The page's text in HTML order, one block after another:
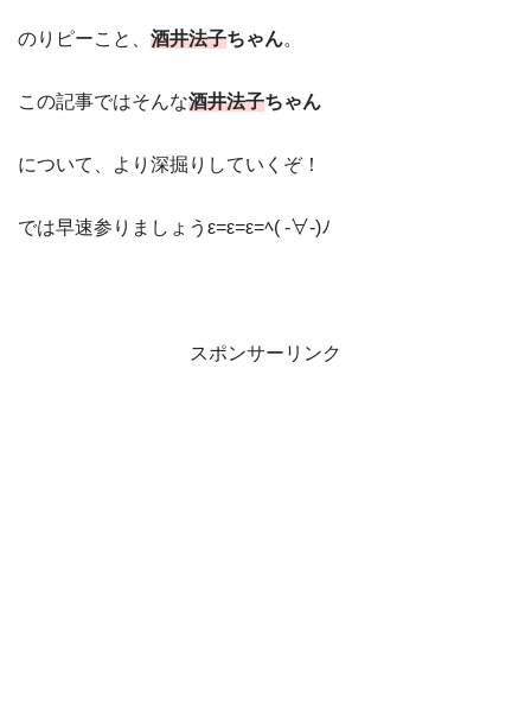
のりピーこと、 酒井法子ちゃん。
この記事ではそんな酒井法子ちゃん
について、より深掘りしていくぞ！
では早速参りましょうε=ε=ε=ﾍ( -∀-)ﾉ
スポンサーリンク